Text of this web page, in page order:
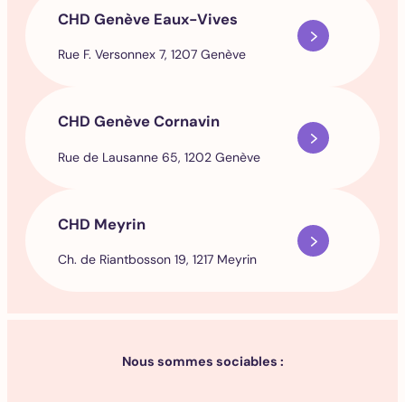
CHD Genève Eaux-Vives
Rue F. Versonnex 7, 1207 Genève
CHD Genève Cornavin
Rue de Lausanne 65, 1202 Genève
CHD Meyrin
Ch. de Riantbosson 19, 1217 Meyrin
Nous sommes sociables :